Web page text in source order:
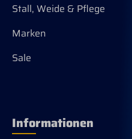
Stall, Weide & Pflege
Marken
Sale
Informationen